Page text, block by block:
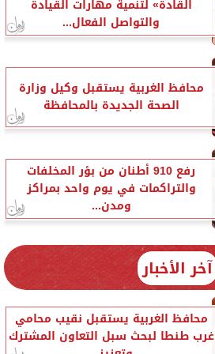
القادة» لتنمية مهارات القيادة
والتواصل الفعال...
محافظ الغربية يستقبل وكيل وزارة
الصحة الجديدة بالمحافظة
رفع 910 أطنان من بؤر المخلفات
والتراكمات في يوم واحد بمراكز
ومدن...
آخر الأخبار
محافظ الغربية يستقبل نقيب محامي
غرب طنطا لبحث سبل التعاون المشترك